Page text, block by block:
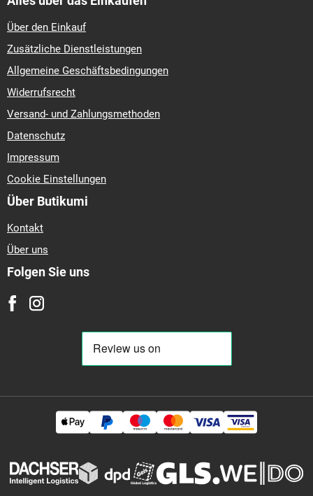
Über den Einkauf
Zusätzliche Dienstleistungen
Allgemeine Geschäftsbedingungen
Widerrufsrecht
Versand- und Zahlungsmethoden
Datenschutz
Impressum
Cookie Einstellungen
Über Butikumi
Kontakt
Über uns
Folgen Sie uns